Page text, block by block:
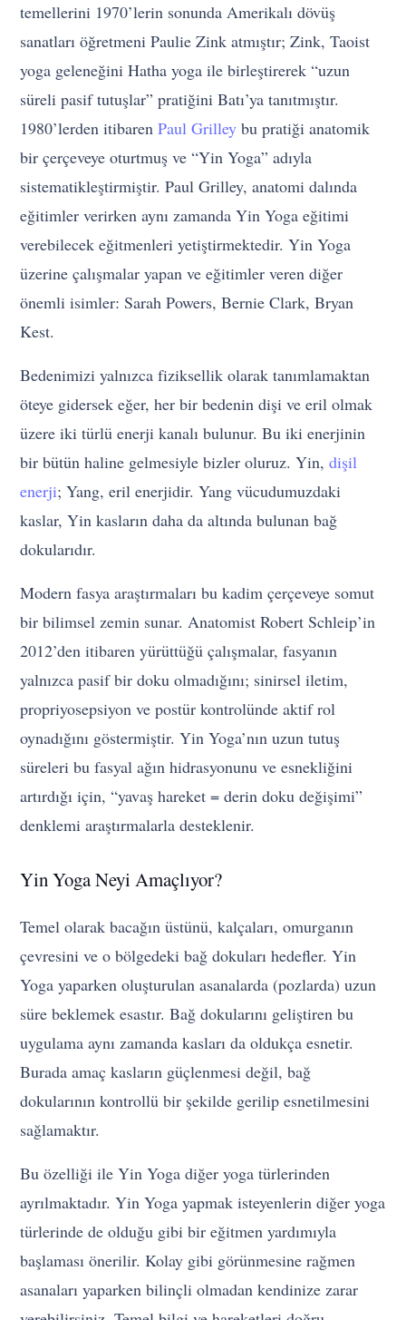
temellerini 1970’lerin sonunda Amerikalı dövüş
sanatları öğretmeni Paulie Zink atmıştır; Zink, Taoist
yoga geleneğini Hatha yoga ile birleştirerek “uzun
süreli pasif tutuşlar” pratiğini Batı’ya tanıtmıştır.
1980’lerden itibarenPaul Grilley bu pratiği anatomik
bir çerçeveye oturtmuş ve “Yin Yoga” adıyla
sistematikleştirmiştir. Paul Grilley, anatomi dalında
eğitimler verirken aynı zamanda Yin Yoga eğitimi
verebilecek eğitmenleri yetiştirmektedir. Yin Yoga
üzerine çalışmalar yapan ve eğitimler veren diğer
önemli isimler: Sarah Powers, Bernie Clark, Bryan
Kest.
Bedenimizi yalnızca fiziksellik olarak tanımlamaktan
öteye gidersek eğer, her bir bedenin dişi ve eril olmak
üzere iki türlü enerji kanalı bulunur. Bu iki enerjinin
bir bütün haline gelmesiyle bizler oluruz. Yin,dişil
enerji; Yang, eril enerjidir. Yang vücudumuzdaki
kaslar, Yin kasların daha da altında bulunan bağ
dokularıdır.
Modern fasya araştırmaları bu kadim çerçeveye somut
bir bilimsel zemin sunar. Anatomist Robert Schleip’in
2012’den itibaren yürüttüğü çalışmalar, fasyanın
yalnızca pasif bir doku olmadığını; sinirsel iletim,
propriyosepsiyon ve postür kontrolünde aktif rol
oynadığını göstermiştir. Yin Yoga’nın uzun tutuş
süreleri bu fasyal ağın hidrasyonunu ve esnekliğini
artırdığı için, “yavaş hareket = derin doku değişimi”
denklemi araştırmalarla desteklenir.
Yin Yoga Neyi Amaçlıyor?
Temel olarak bacağın üstünü, kalçaları, omurganın
çevresini ve o bölgedeki bağ dokuları hedefler. Yin
Yoga yaparken oluşturulan asanalarda (pozlarda) uzun
süre beklemek esastır. Bağ dokularını geliştiren bu
uygulama aynı zamanda kasları da oldukça esnetir.
Burada amaç kasların güçlenmesi değil, bağ
dokularının kontrollü bir şekilde gerilip esnetilmesini
sağlamaktır.
Bu özelliği ile Yin Yoga diğer yoga türlerinden
ayrılmaktadır. Yin Yoga yapmak isteyenlerin diğer yoga
türlerinde de olduğu gibi bir eğitmen yardımıyla
başlaması önerilir. Kolay gibi görünmesine rağmen
asanaları yaparken bilinçli olmadan kendinize zarar